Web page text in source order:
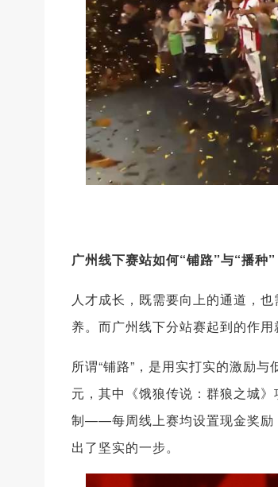
广州线下赛站如何“铺路”与“播种”
人才成长，既需要向上的通道，
养。而广州线下分站赛起到的作用
所谓“铺路”，是用实打实的激励
元，其中《饿狼传说：群狼之城
制——每周线上赛均设置现金奖励
出了坚实的一步。